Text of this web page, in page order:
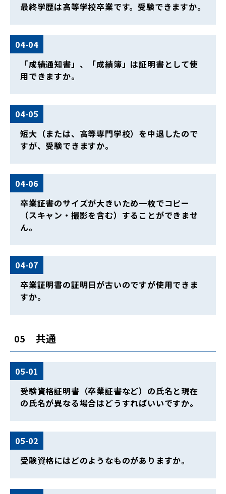
最終学歴は高等学校卒業です。受験できますか。
04-04
「成績通知書」、「成績簿」は証明書として使
用できますか。
04-05
短大（または、高等専門学校）を中退したので
すが、受験できますか。
04-06
卒業証書のサイズが大きいため一枚でコピー
（スキャン・撮影を含む）することができませ
ん。
04-07
卒業証明書の証明日が古いのですが使用できま
すか。
05 共通
05-01
受験資格証明書（卒業証書など）の氏名と現在
の氏名が異なる場合はどうすればいいですか。
05-02
受験資格にはどのようなものがありますか。